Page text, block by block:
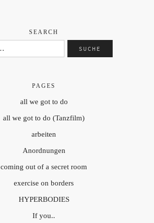
SEARCH
PAGES
all we got to do
all we got to do (Tanzfilm)
arbeiten
Anordnungen
coming out of a secret room
exercise on borders
HYPERBODIES
If you..